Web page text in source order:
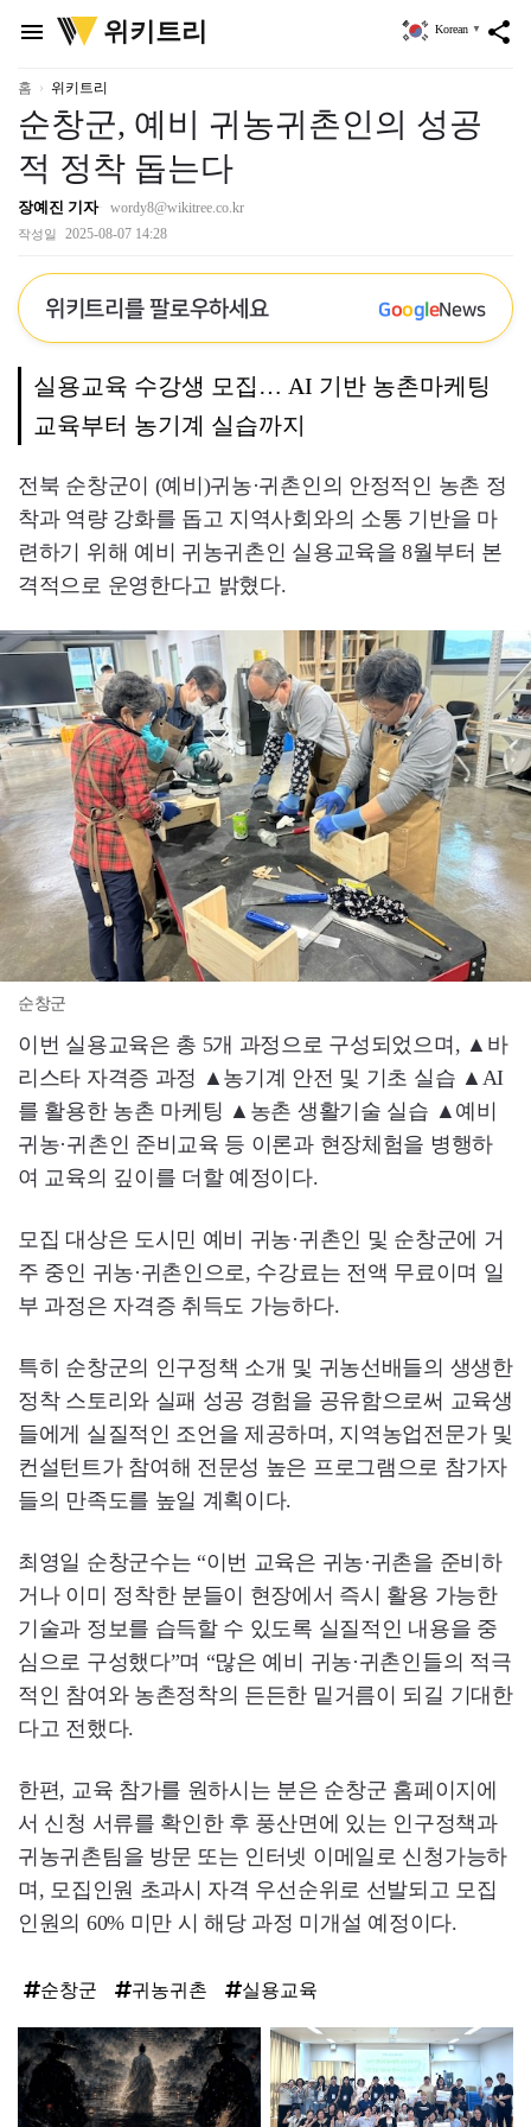
menu
위
키
리
위키트리 share
Korean ▼
홈 위키트리
순창군, 예비 귀농귀촌인의 성공
적 정착 돕는다
장예진 기자 wordy8@wikitree.co.kr
작성일 2025-08-07 14:28
위키트리를 팔로우하세요 GoogleNews
실용교육 수강생 모집… AI 기반 농촌마케팅
교육부터 농기계 실습까지
전북 순창군이 (예비)귀농·귀촌인의 안정적인 농촌 정
착과 역량 강화를 돕고 지역사회와의 소통 기반을 마
련하기 위해 예비 귀농귀촌인 실용교육을 8월부터 본
격적으로 운영한다고 밝혔다.
순창군
이번 실용교육은 총 5개 과정으로 구성되었으며, ▲바
리스타 자격증 과정 ▲농기계 안전 및 기초 실습 ▲AI
를 활용한 농촌 마케팅 ▲농촌 생활기술 실습 ▲예비
귀농·귀촌인 준비교육 등 이론과 현장체험을 병행하
여 교육의 깊이를 더할 예정이다.
모집 대상은 도시민 예비 귀농·귀촌인 및 순창군에 거
주 중인 귀농·귀촌인으로, 수강료는 전액 무료이며 일
부 과정은 자격증 취득도 가능하다.
특히 순창군의 인구정책 소개 및 귀농선배들의 생생한
정착 스토리와 실패 성공 경험을 공유함으로써 교육생
들에게 실질적인 조언을 제공하며, 지역농업전문가 및
컨설턴트가 참여해 전문성 높은 프로그램으로 참가자
들의 만족도를 높일 계획이다.
최영일 순창군수는 “이번 교육은 귀농·귀촌을 준비하
거나 이미 정착한 분들이 현장에서 즉시 활용 가능한
기술과 정보를 습득할 수 있도록 실질적인 내용을 중
심으로 구성했다”며 “많은 예비 귀농·귀촌인들의 적극
적인 참여와 농촌정착의 든든한 밑거름이 되길 기대한
다고 전했다.
한편, 교육 참가를 원하시는 분은 순창군 홈페이지에
서 신청 서류를 확인한 후 풍산면에 있는 인구정책과
귀농귀촌팀을 방문 또는 인터넷 이메일로 신청가능하
며, 모집인원 초과시 자격 우선순위로 선발되고 모집
인원의 60% 미만 시 해당 과정 미개설 예정이다.
순창군 귀농귀촌 실용교육
탑
라
인